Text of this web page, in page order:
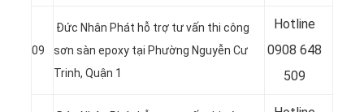
09
Đức Nhân Phát hỗ trợ tư vấn thi công
sơn sàn epoxy tại Phường Nguyễn Cư
Trinh, Quận 1
Hotline
0908 648
509